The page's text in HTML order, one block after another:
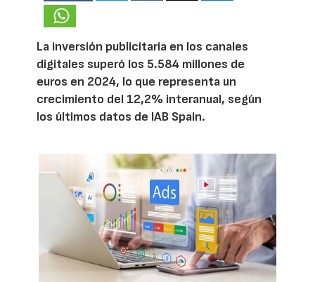
La inversión publicitaria en los canales
digitales superó los 5.584 millones de
euros en 2024, lo que representa un
crecimiento del 12,2% interanual, según
los últimos datos de IAB Spain.